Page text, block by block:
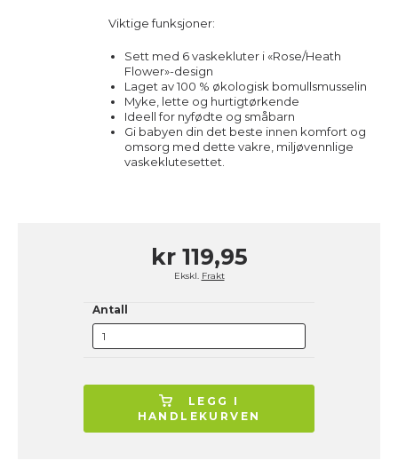
Viktige funksjoner:
Sett med 6 vaskekluter i «Rose/Heath
Flower»-design
Laget av 100 % økologisk bomullsmusselin
Myke, lette og hurtigtørkende
Ideell for nyfødte og småbarn
Gi babyen din det beste innen komfort og
omsorg med dette vakre, miljøvennlige
vaskeklutesettet.
kr 119,95
Ekskl. Frakt
Antall
LEGG I
HANDLEKURVEN